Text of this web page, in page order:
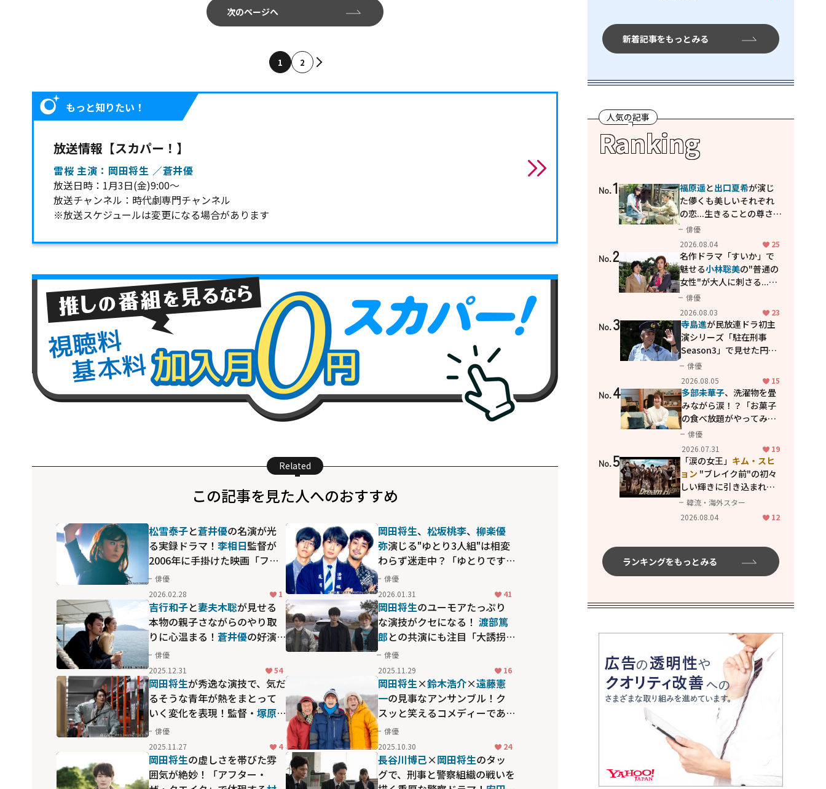
次のページへ
1 2
もっと知りたい！
放送情報【スカパー！】
雷桜 主演：岡田将生 ／蒼井優
放送日時：1月3日(金)9:00～
放送チャンネル：時代劇専門チャンネル
※放送スケジュールは変更になる場合があります
Related
この記事を見た人へのおすすめ
松雪泰子と蒼井優の名演が光
る実録ドラマ！ 李相日監督が
2006年に手掛けた映画「フラ
ガール」
俳優
2026.02.28
1
岡田将生、 松坂桃李、 柳楽優
弥演じる"ゆとり3人組"は相変
わらず迷走中？「ゆとりです
がなにか インターナショナ
ル」
俳優
2026.01.31
41
吉行和子と妻夫木聡が見せる
本物の親子さながらのやり取
りに心温まる！ 蒼井優の好演
も光る
京家族」
俳優
2025.12.31
54
岡田将生のユーモアたっぷり
な演技がクセになる！ 渡部篤
郎との共演にも注目「大誘拐
2018」
俳優
2025.11.29
16
岡田将生が秀逸な演技で、気だ
るそうな青年が熱をまとって
いく変化を表現！監督・ 塚原
あゆ子
よる話題作「ラストマイル」
俳優
2025.11.27
4
岡田将生×鈴木浩介×遠藤憲
一の見事なアンサンブル！ク
スッと笑えるコメディーであ
りながら芝居の質の高さを堪
能できる「不便な便利屋」
俳優
2025.10.30
24
岡田将生の虚しさを帯びた雰
囲気が絶妙！「アフター・
長谷川博己×岡田将生のタッ
グで、刑事と警察組織の戦いを
新着記事をもっとみる
人気の記事
Ranking
No.1 福原遥と出口夏希が演じ
た儚くも美しいそれぞれ
の恋...生きることの尊さを
教えてくれた映画「あの
花が咲く丘で、君とまた出
会えたら。」
俳優
2026.08.04
25
No.2
名作ドラマ「すいか」で
魅せる小林聡美の"普通の
女性"が大人に刺さる...映
画「かもめ食堂」にも通
じる静かな芝居
俳優
2026.08.03
23
No.3 寺島進が民放連ドラ初主
演シリーズ「駐在刑事
Season3」で見せた円熟
の演技
俳優
2026.08.05
15
No.4 多部未華子、洗濯物を畳
みながら涙！？「お菓子
の食べ放題がやってみた
い」ハンディファン4台の
暑さ対策も明かす
俳優
2026.07.31
19
No.5 「涙の女王」 キム・スヒ
ョン "ブレイク前"の初々
しい輝きに引き込まれ
る...2PM テギョン
共演の青春名作「ドリー
韓流・海外スター
2026.08.04
12
ランキングをもっとみる